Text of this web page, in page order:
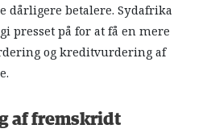
dårligere betalere. Sydafrika
presset på for at få en mere
og kreditvurdering af
af fremskridt